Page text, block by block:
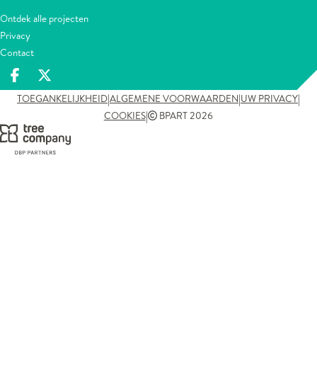
Ontdek alle projecten
Privacy
Contact
Deel op facebook
Deel op X
TOEGANKELIJKHEID|ALGEMENE VOORWAARDEN|UW PRIVACY|
COOKIES| BPART 2026